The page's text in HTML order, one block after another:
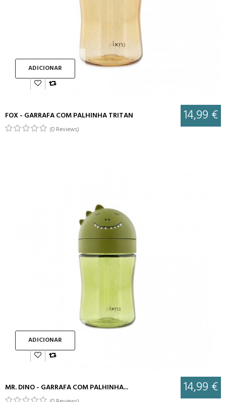
ADICIONAR
FOX - GARRAFA COM PALHINHA TRITAN 14,99 €
(0 Reviews)
ADICIONAR
MR. DINO - GARRAFA COM PALHINHA... 14,99 €